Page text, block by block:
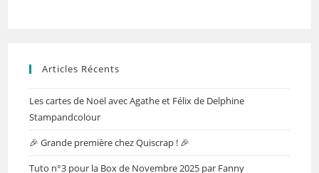
Articles Récents
Les cartes de Noël avec Agathe et Félix de Delphine
Stampandcolour
🎉 Grande première chez Quiscrap ! 🎉
Tuto n°3 pour la Box de Novembre 2025 par Fanny